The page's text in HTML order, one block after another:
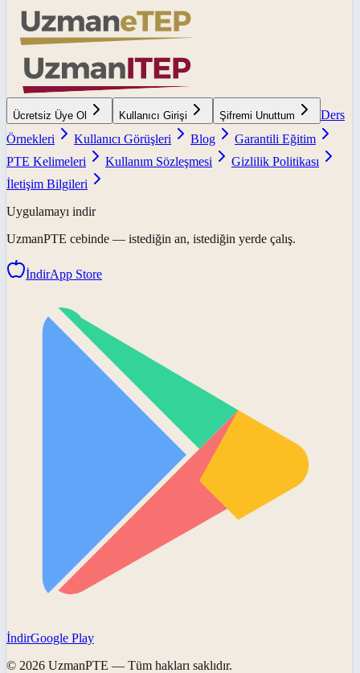
Ücretsiz Üye Ol Kullanıcı Girişi Şifremi Unuttum
Ders
Örnekleri
Kullanıcı Görüşleri Blog
Garantili Eğitim
PTE Kelimeleri
Kullanım Sözleşmesi
Gizlilik Politikası
İletişim Bilgileri
Uygulamayı indir
UzmanPTE cebinde — istediğin an, istediğin yerde çalış.
İndirApp Store
İndirGoogle Play
© 2026 UzmanPTE — Tüm hakları saklıdır.